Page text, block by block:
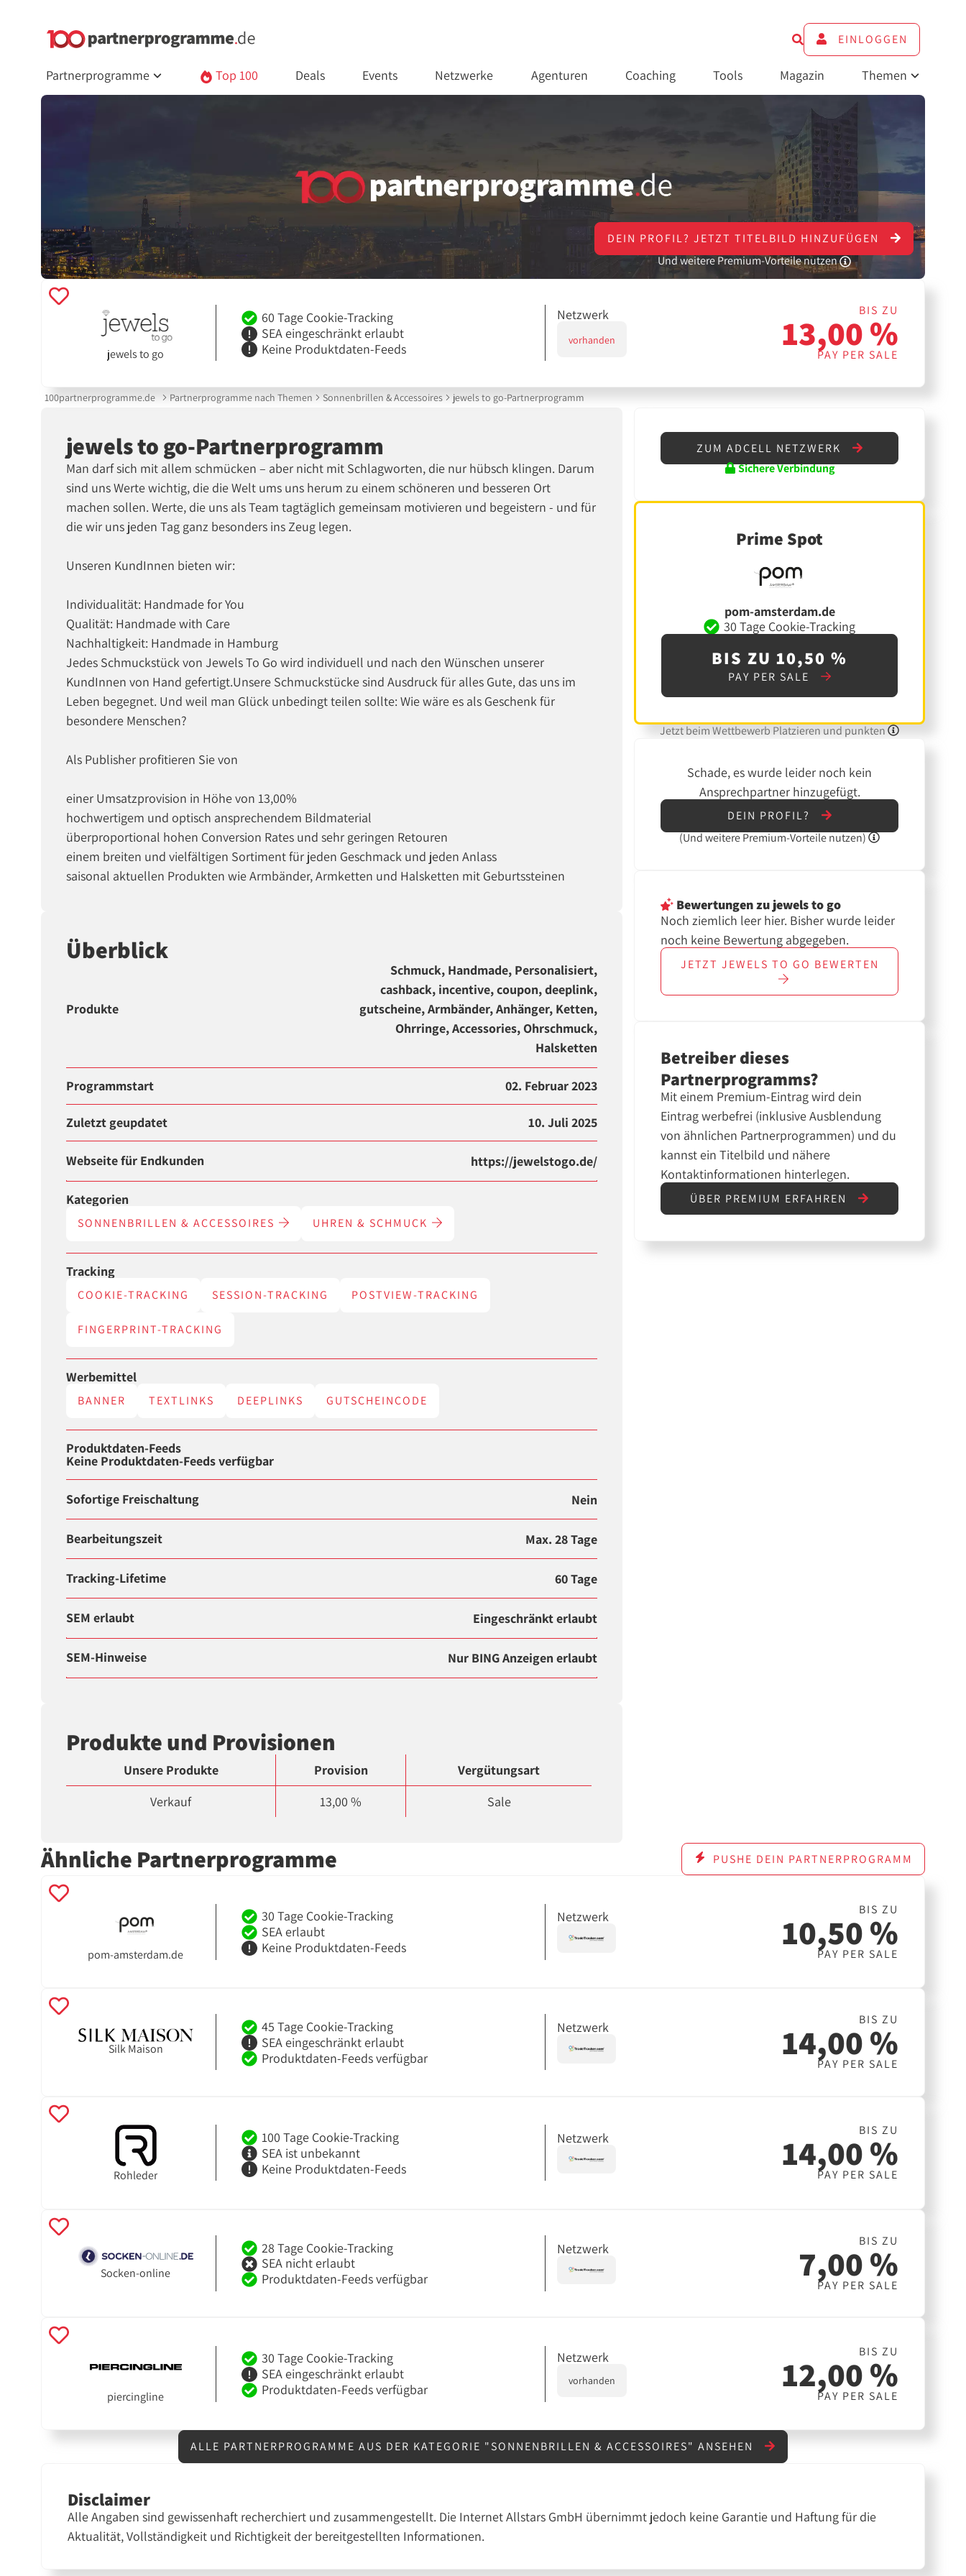
EINLOGGEN
Partnerprogramme Top 100 Deals Events Netzwerke Agenturen Coaching Tools Magazin Themen
DEIN PROFIL? JETZT TITELBILD HINZUFÜGEN
Und weitere Premium-Vorteile nutzen
jewels to go
60 Tage Cookie-Tracking
SEA eingeschränkt erlaubt
Keine Produktdaten-Feeds
Netzwerk
vorhanden
BIS ZU
13,00 %
PAY PER SALE
100partnerprogramme.de Partnerprogramme nach Themen Sonnenbrillen & Accessoires jewels to go-Partnerprogramm
jewels to go-Partnerprogramm
Man darf sich mit allem schmücken – aber nicht mit Schlagworten, die nur hübsch klingen. Darum
sind uns Werte wichtig, die die Welt ums uns herum zu einem schöneren und besseren Ort
machen sollen. Werte, die uns als Team tagtäglich gemeinsam motivieren und begeistern - und für
die wir uns jeden Tag ganz besonders ins Zeug legen.
Unseren KundInnen bieten wir:
Individualität: Handmade for You
Qualität: Handmade with Care
Nachhaltigkeit: Handmade in Hamburg
Jedes Schmuckstück von Jewels To Go wird individuell und nach den Wünschen unserer
KundInnen von Hand gefertigt.Unsere Schmuckstücke sind Ausdruck für alles Gute, das uns im
Leben begegnet. Und weil man Glück unbedingt teilen sollte: Wie wäre es als Geschenk für
besondere Menschen?
Als Publisher profitieren Sie von
einer Umsatzprovision in Höhe von 13,00%
hochwertigem und optisch ansprechendem Bildmaterial
überproportional hohen Conversion Rates und sehr geringen Retouren
einem breiten und vielfältigen Sortiment für jeden Geschmack und jeden Anlass
saisonal aktuellen Produkten wie Armbänder, Armketten und Halsketten mit Geburtssteinen
Überblick
Produkte
Schmuck, Handmade, Personalisiert,
cashback, incentive, coupon, deeplink,
gutscheine, Armbänder, Anhänger, Ketten,
Ohrringe, Accessories, Ohrschmuck,
Halsketten
Programmstart 02. Februar 2023
Zuletzt geupdatet 10. Juli 2025
Webseite für Endkunden https://jewelstogo.de/
Kategorien
SONNENBRILLEN & ACCESSOIRES UHREN & SCHMUCK
Tracking
COOKIE-TRACKING SESSION-TRACKING POSTVIEW-TRACKING
FINGERPRINT-TRACKING
Werbemittel
BANNER TEXTLINKS DEEPLINKS GUTSCHEINCODE
Produktdaten-Feeds
Keine Produktdaten-Feeds verfügbar
Sofortige Freischaltung Nein
Bearbeitungszeit Max. 28 Tage
Tracking-Lifetime 60 Tage
SEM erlaubt Eingeschränkt erlaubt
SEM-Hinweise Nur BING Anzeigen erlaubt
Produkte und Provisionen
Unsere Produkte Provision
Vergütungsart
Verkauf
13,00 % Sale
ZUM ADCELL NETZWERK
Sichere Verbindung
Prime Spot
pom-amsterdam.de
30 Tage Cookie-Tracking
BIS ZU 10,50 %
PAY PER SALE
Jetzt beim Wettbewerb Platzieren und punkten
Schade, es wurde leider noch kein
Ansprechpartner hinzugefügt.
DEIN PROFIL?
(UndweiterePremium-Vorteile nutzen)
Bewertungenzu jewels to go
Noch ziemlich leer hier. Bisher wurde leider
noch keine Bewertung abgegeben.
JETZT JEWELS TO GO BEWERTEN
Betreiber dieses
Partnerprogramms?
Mit einem Premium-Eintrag wird dein
Eintrag werbefrei (inklusive Ausblendung
von ähnlichen Partnerprogrammen) und du
kannst ein Titelbild und nähere
Kontaktinformationen hinterlegen.
ÜBER PREMIUM ERFAHREN
Ähnliche Partnerprogramme PUSHE DEIN PARTNERPROGRAMM
pom-amsterdam.de
30 Tage Cookie-Tracking
SEA erlaubt
Keine Produktdaten-Feeds
Netzwerk BIS ZU
10,50 %
PAY PER SALE
Silk Maison
45 Tage Cookie-Tracking
SEA eingeschränkt erlaubt
Produktdaten-Feeds verfügbar
Netzwerk BIS ZU
14,00 %
PAY PER SALE
Rohleder
100 Tage Cookie-Tracking
SEA ist unbekannt
Keine Produktdaten-Feeds
Netzwerk BIS ZU
14,00 %
PAY PER SALE
Socken-online
28 Tage Cookie-Tracking
SEA nicht erlaubt
Produktdaten-Feeds verfügbar
Netzwerk BIS ZU
7,00 %
PAY PER SALE
piercingline
30 Tage Cookie-Tracking
SEA eingeschränkt erlaubt
Produktdaten-Feeds verfügbar
Netzwerk
vorhanden
BIS ZU
12,00 %
PAY PER SALE
ALLE PARTNERPROGRAMME AUS DER KATEGORIE "SONNENBRILLEN & ACCESSOIRES" ANSEHEN
Disclaimer
Alle Angaben sind gewissenhaft recherchiert und zusammengestellt. Die Internet Allstars GmbH übernimmt jedoch keine Garantie und Haftung für die
Aktualität, Vollständigkeit und Richtigkeit der bereitgestellten Informationen.